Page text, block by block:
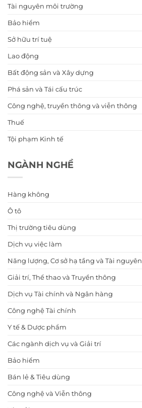
Tài nguyên môi trường
Bảo hiểm
Sở hữu trí tuệ
Lao động
Bất động sản và Xây dựng
Phá sản và Tái cấu trúc
Công nghệ, truyền thông và viễn thông
Thuế
Tội phạm Kinh tế
NGÀNH NGHỀ
Hàng không
Ô tô
Thị trường tiêu dùng
Dịch vụ việc làm
Năng lượng, Cơ sở hạ tầng và Tài nguyên
Giải trí, Thể thao và Truyền thông
Dịch vụ Tài chính và Ngân hàng
Công nghệ Tài chính
Y tế & Dược phẩm
Các ngành dịch vụ và Giải trí
Bảo hiểm
Bán lẻ & Tiêu dùng
Công nghệ và Viễn thông